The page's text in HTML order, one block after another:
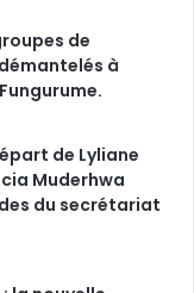
de
à
de Lyliane
Muderhwa
du secrétariat